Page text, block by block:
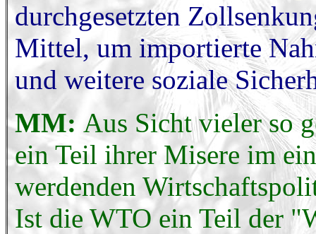
durchgesetzten
Mittel, um importierte
und weitere soziale
MM: Aus Sicht vieler so
ein Teil ihrer Misere im
werdenden
Ist die WTO ein Teil der